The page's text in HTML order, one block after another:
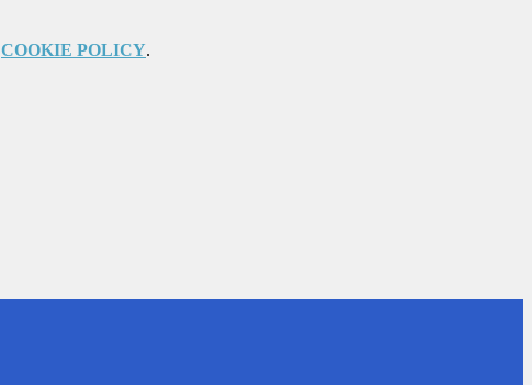
COOKIE POLICY.